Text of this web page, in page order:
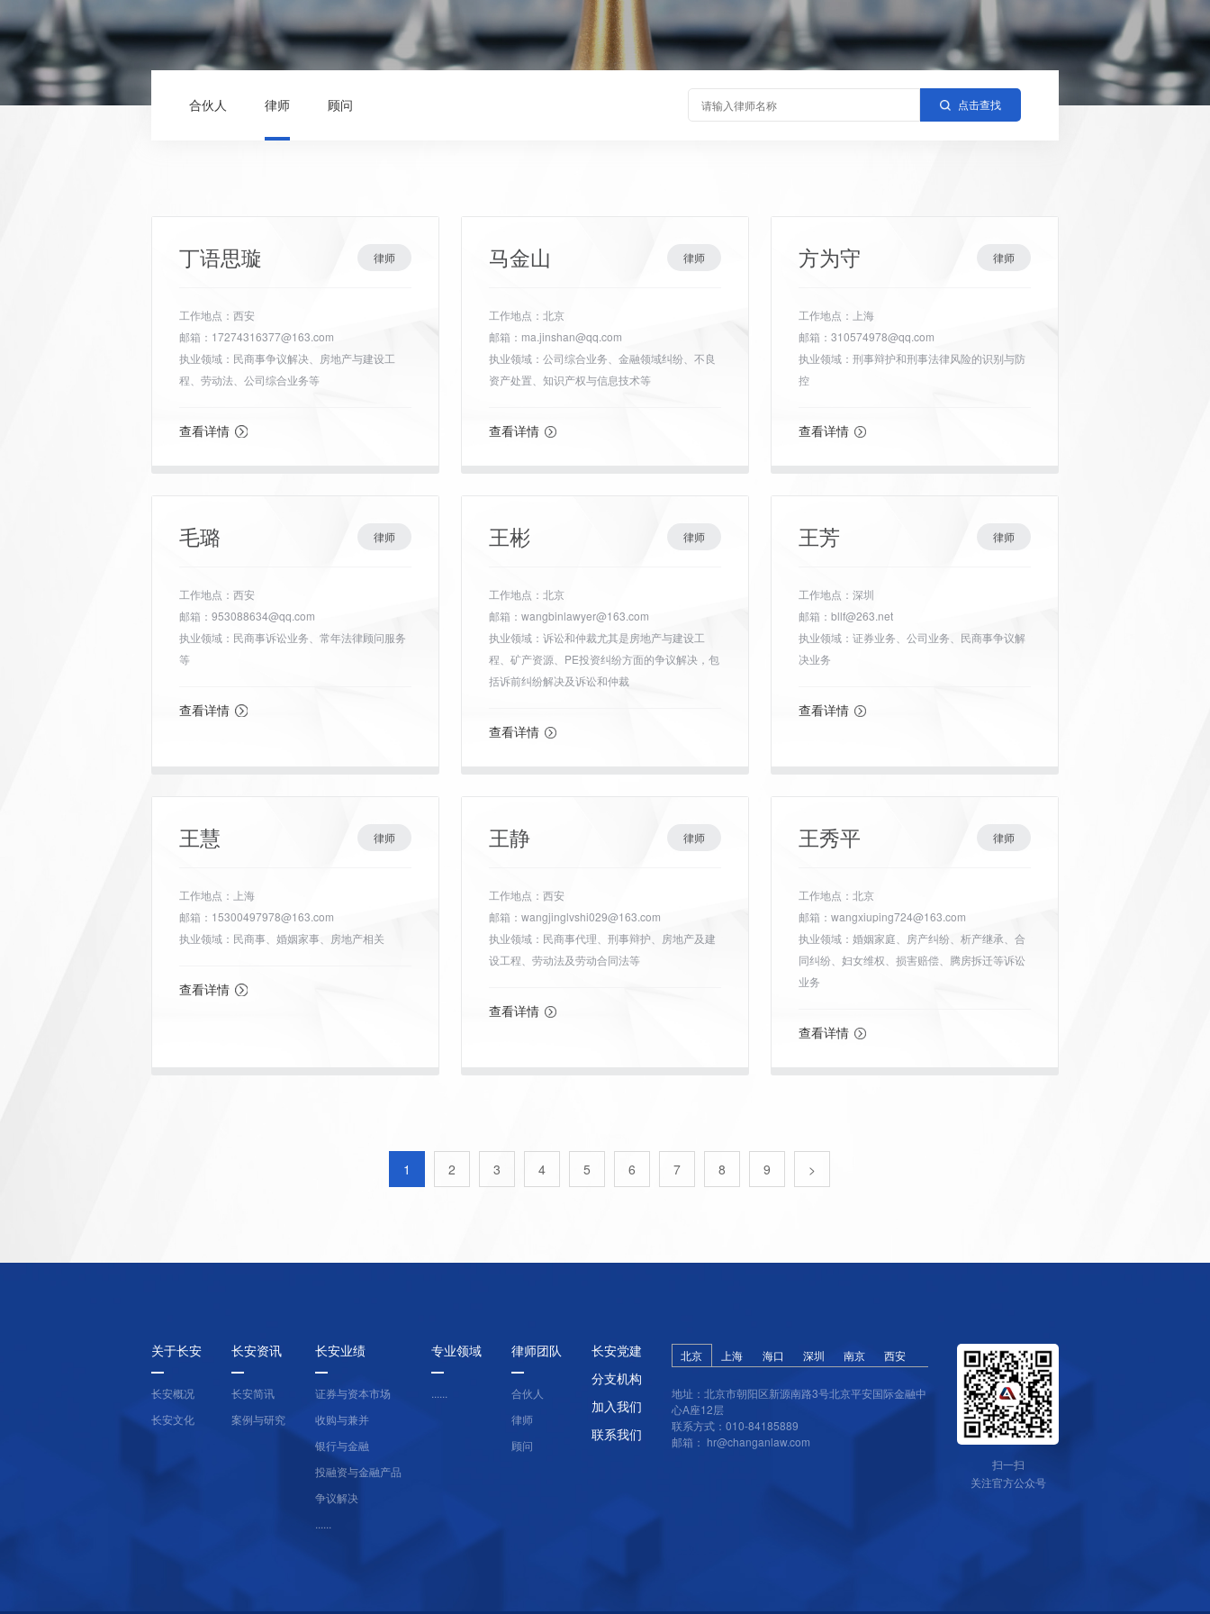
合伙人 律师 顾问 点击查找
丁语思璇 律师
工作地点：西安
邮箱：17274316377@163.com
执业领域：民商事争议解决、房地产与建设工
程、劳动法、公司综合业务等
查看详情
马金山 律师
工作地点：北京
邮箱：ma.jinshan@qq.com
执业领域：公司综合业务、金融领域纠纷、不良
资产处置、知识产权与信息技术等
查看详情
方为守 律师
工作地点：上海
邮箱：310574978@qq.com
执业领域：刑事辩护和刑事法律风险的识别与防
控
查看详情
毛璐 律师
工作地点：西安
邮箱：953088634@qq.com
执业领域：民商事诉讼业务、常年法律顾问服务
等
查看详情
王彬 律师
工作地点：北京
邮箱：wangbinlawyer@163.com
执业领域：诉讼和仲裁尤其是房地产与建设工
程、矿产资源、PE投资纠纷方面的争议解决，包
括诉前纠纷解决及诉讼和仲裁
查看详情
王芳 律师
工作地点：深圳
邮箱：bllf@263.net
执业领域：证券业务、公司业务、民商事争议解
决业务
查看详情
王慧 律师
工作地点：上海
邮箱：15300497978@163.com
执业领域：民商事、婚姻家事、房地产相关
查看详情
王静 律师
工作地点：西安
邮箱：wangjinglvshi029@163.com
执业领域：民商事代理、刑事辩护、房地产及建
设工程、劳动法及劳动合同法等
查看详情
王秀平 律师
工作地点：北京
邮箱：wangxiuping724@163.com
执业领域：婚姻家庭、房产纠纷、析产继承、合
同纠纷、妇女维权、损害赔偿、腾房拆迁等诉讼
业务
查看详情
1 2 3 4 5 6 7 8 9 >
关于长安
长安概况
长安文化
长安资讯
长安简讯
案例与研究
长安业绩
证券与资本市场
收购与兼并
银行与金融
投融资与金融产品
争议解决
......
专业领域
......
律师团队
合伙人
律师
顾问
长安党建
分支机构
加入我们
联系我们
北京 上海 海口 深圳 南京 西安
地址：北京市朝阳区新源南路3号北京平安国际金融中
心A座12层
联系方式：010-84185889
邮箱： hr@changanlaw.com
扫一扫
关注官方公众号